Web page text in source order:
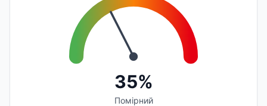
35%
Помірний